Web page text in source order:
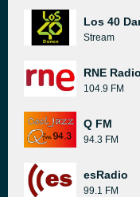
Los 40
Stream
RNE
104.9 FM
Q FM
94.3 FM
esRadio
99.1 FM